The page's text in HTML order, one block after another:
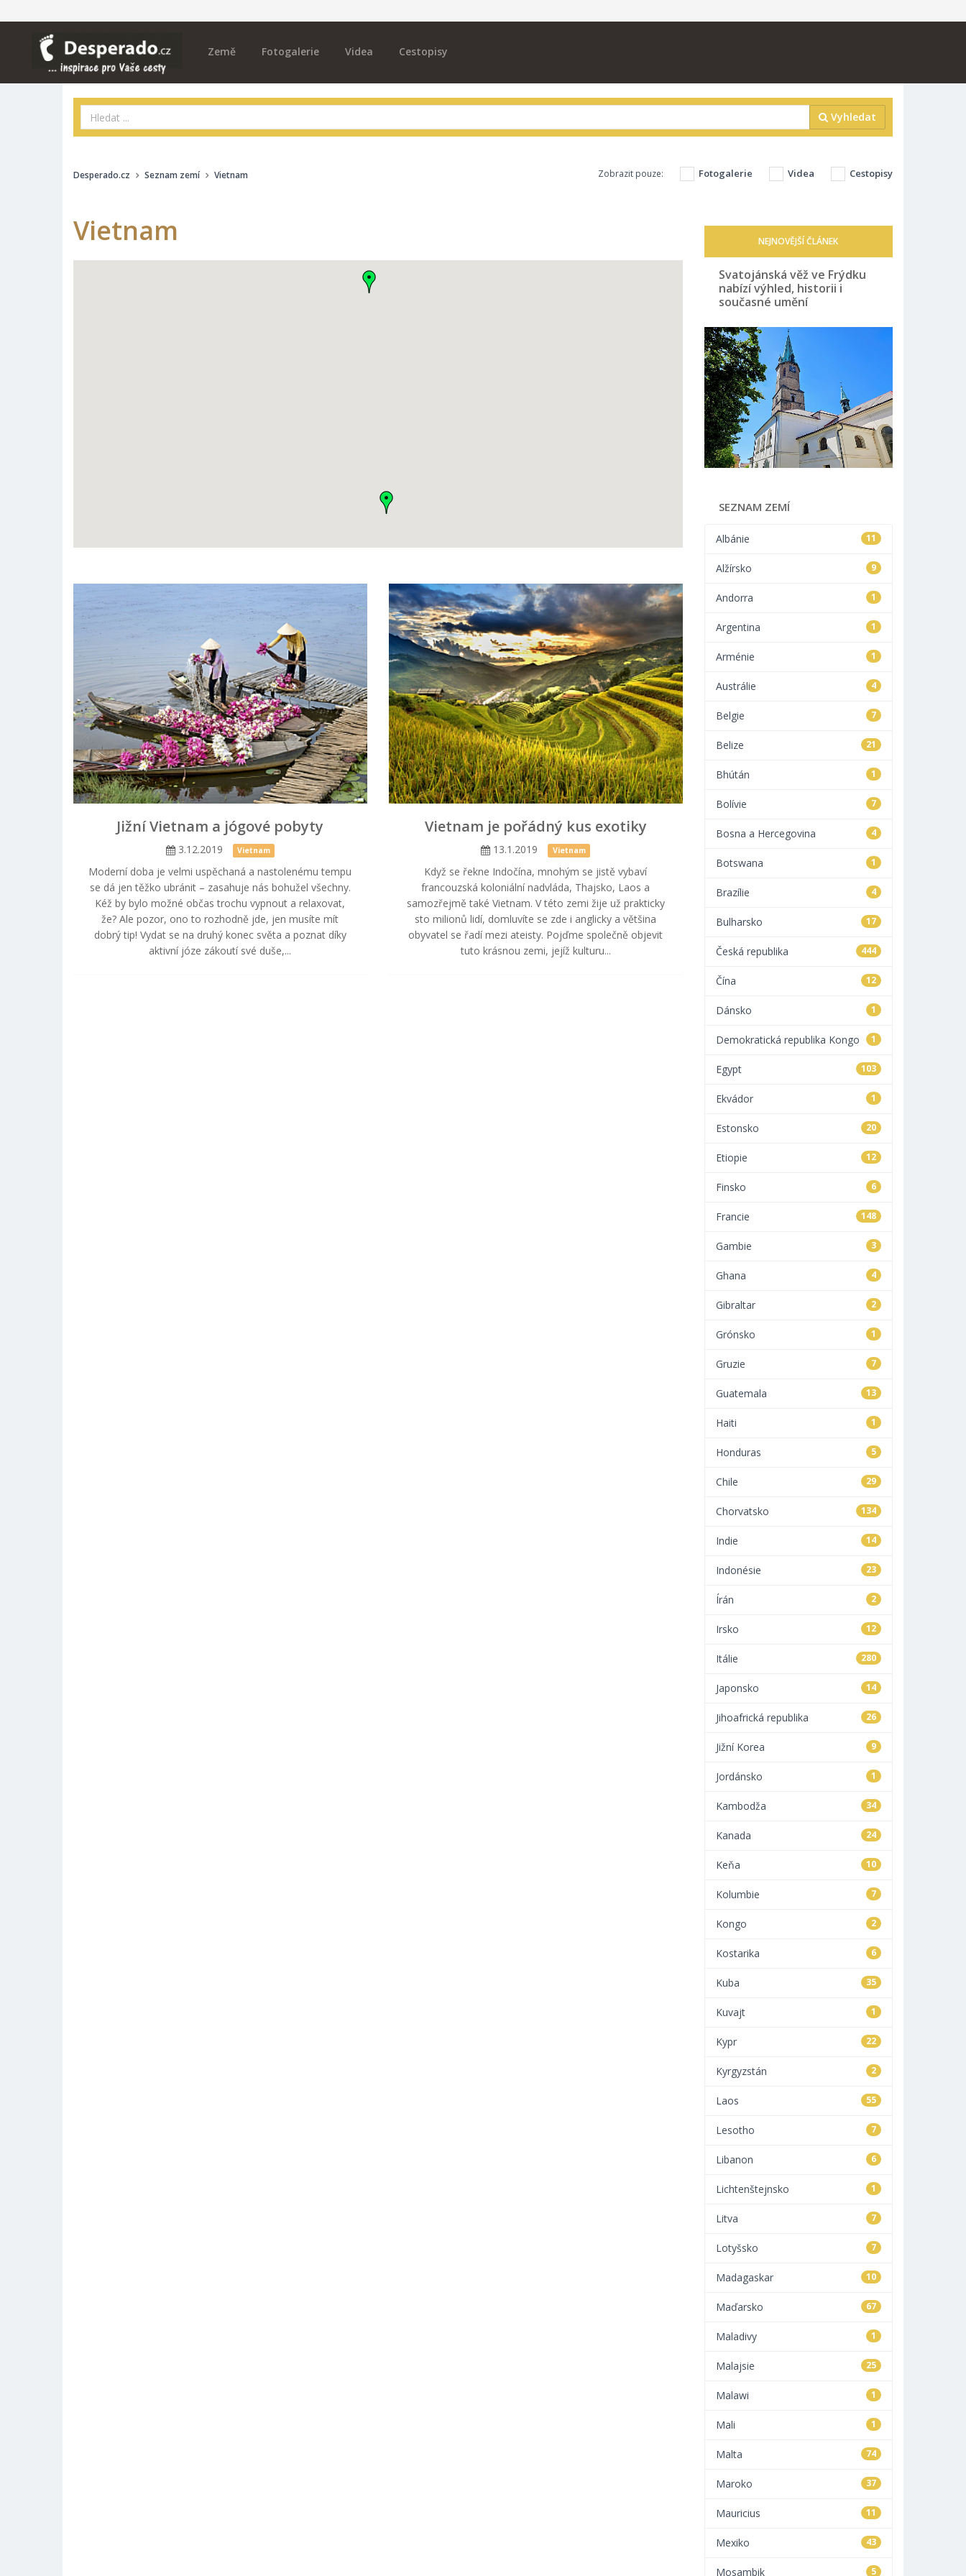
Země Fotogalerie Videa Cestopisy
Vyhledat
Zobrazit pouze: Fotogalerie Videa Cestopisy
Desperado.cz Seznam zemí Vietnam
Vietnam
Jižní Vietnam a jógové pobyty
3.12.2019 Vietnam
Moderní doba je velmi uspěchaná a nastolenému tempu
se dá jen těžko ubránit – zasahuje nás bohužel všechny.
Kéž by bylo možné občas trochu vypnout a relaxovat,
že? Ale pozor, ono to rozhodně jde, jen musíte mít
dobrý tip! Vydat se na druhý konec světa a poznat díky
aktivní józe zákoutí své duše,...
Vietnam je pořádný kus exotiky
13.1.2019 Vietnam
Když se řekne Indočína, mnohým se jistě vybaví
francouzská koloniální nadvláda, Thajsko, Laos a
samozřejmě také Vietnam. V této zemi žije už prakticky
sto milionů lidí, domluvíte se zde i anglicky a většina
obyvatel se řadí mezi ateisty. Pojďme společně objevit
tuto krásnou zemi, jejíž kulturu...
NEJNOVĚJŠÍ ČLÁNEK
Svatojánská věž ve Frýdku
nabízí výhled, historii i
současné umění
SEZNAM ZEMÍ
11
Albánie
9
Alžírsko
1
Andorra
1
Argentina
1
Arménie
4
Austrálie
7
Belgie
21
Belize
1
Bhútán
7
Bolívie
4
Bosna a Hercegovina
1
Botswana
4
Brazílie
17
Bulharsko
444
Česká republika
12
Čína
1
Dánsko
1
Demokratická republika Kongo
103
Egypt
1
Ekvádor
20
Estonsko
12
Etiopie
6
Finsko
148
Francie
3
Gambie
4
Ghana
2
Gibraltar
1
Grónsko
7
Gruzie
13
Guatemala
1
Haiti
5
Honduras
29
Chile
134
Chorvatsko
14
Indie
23
Indonésie
2
Írán
12
Irsko
280
Itálie
14
Japonsko
26
Jihoafrická republika
9
Jižní Korea
1
Jordánsko
34
Kambodža
24
Kanada
10
Keňa
7
Kolumbie
2
Kongo
6
Kostarika
35
Kuba
1
Kuvajt
22
Kypr
2
Kyrgyzstán
55
Laos
7
Lesotho
6
Libanon
1
Lichtenštejnsko
7
Litva
7
Lotyšsko
10
Madagaskar
67
Maďarsko
1
Maladivy
25
Malajsie
1
Malawi
1
Mali
74
Malta
37
Maroko
11
Mauricius
43
Mexiko
5
Mosambik